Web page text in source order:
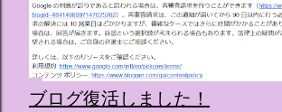
ブログ復活しました！